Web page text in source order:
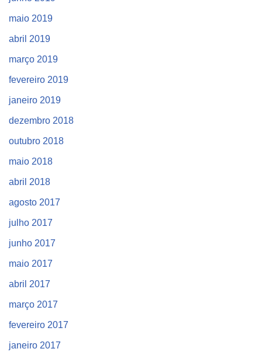
maio 2019
abril 2019
março 2019
fevereiro 2019
janeiro 2019
dezembro 2018
outubro 2018
maio 2018
abril 2018
agosto 2017
julho 2017
junho 2017
maio 2017
abril 2017
março 2017
fevereiro 2017
janeiro 2017